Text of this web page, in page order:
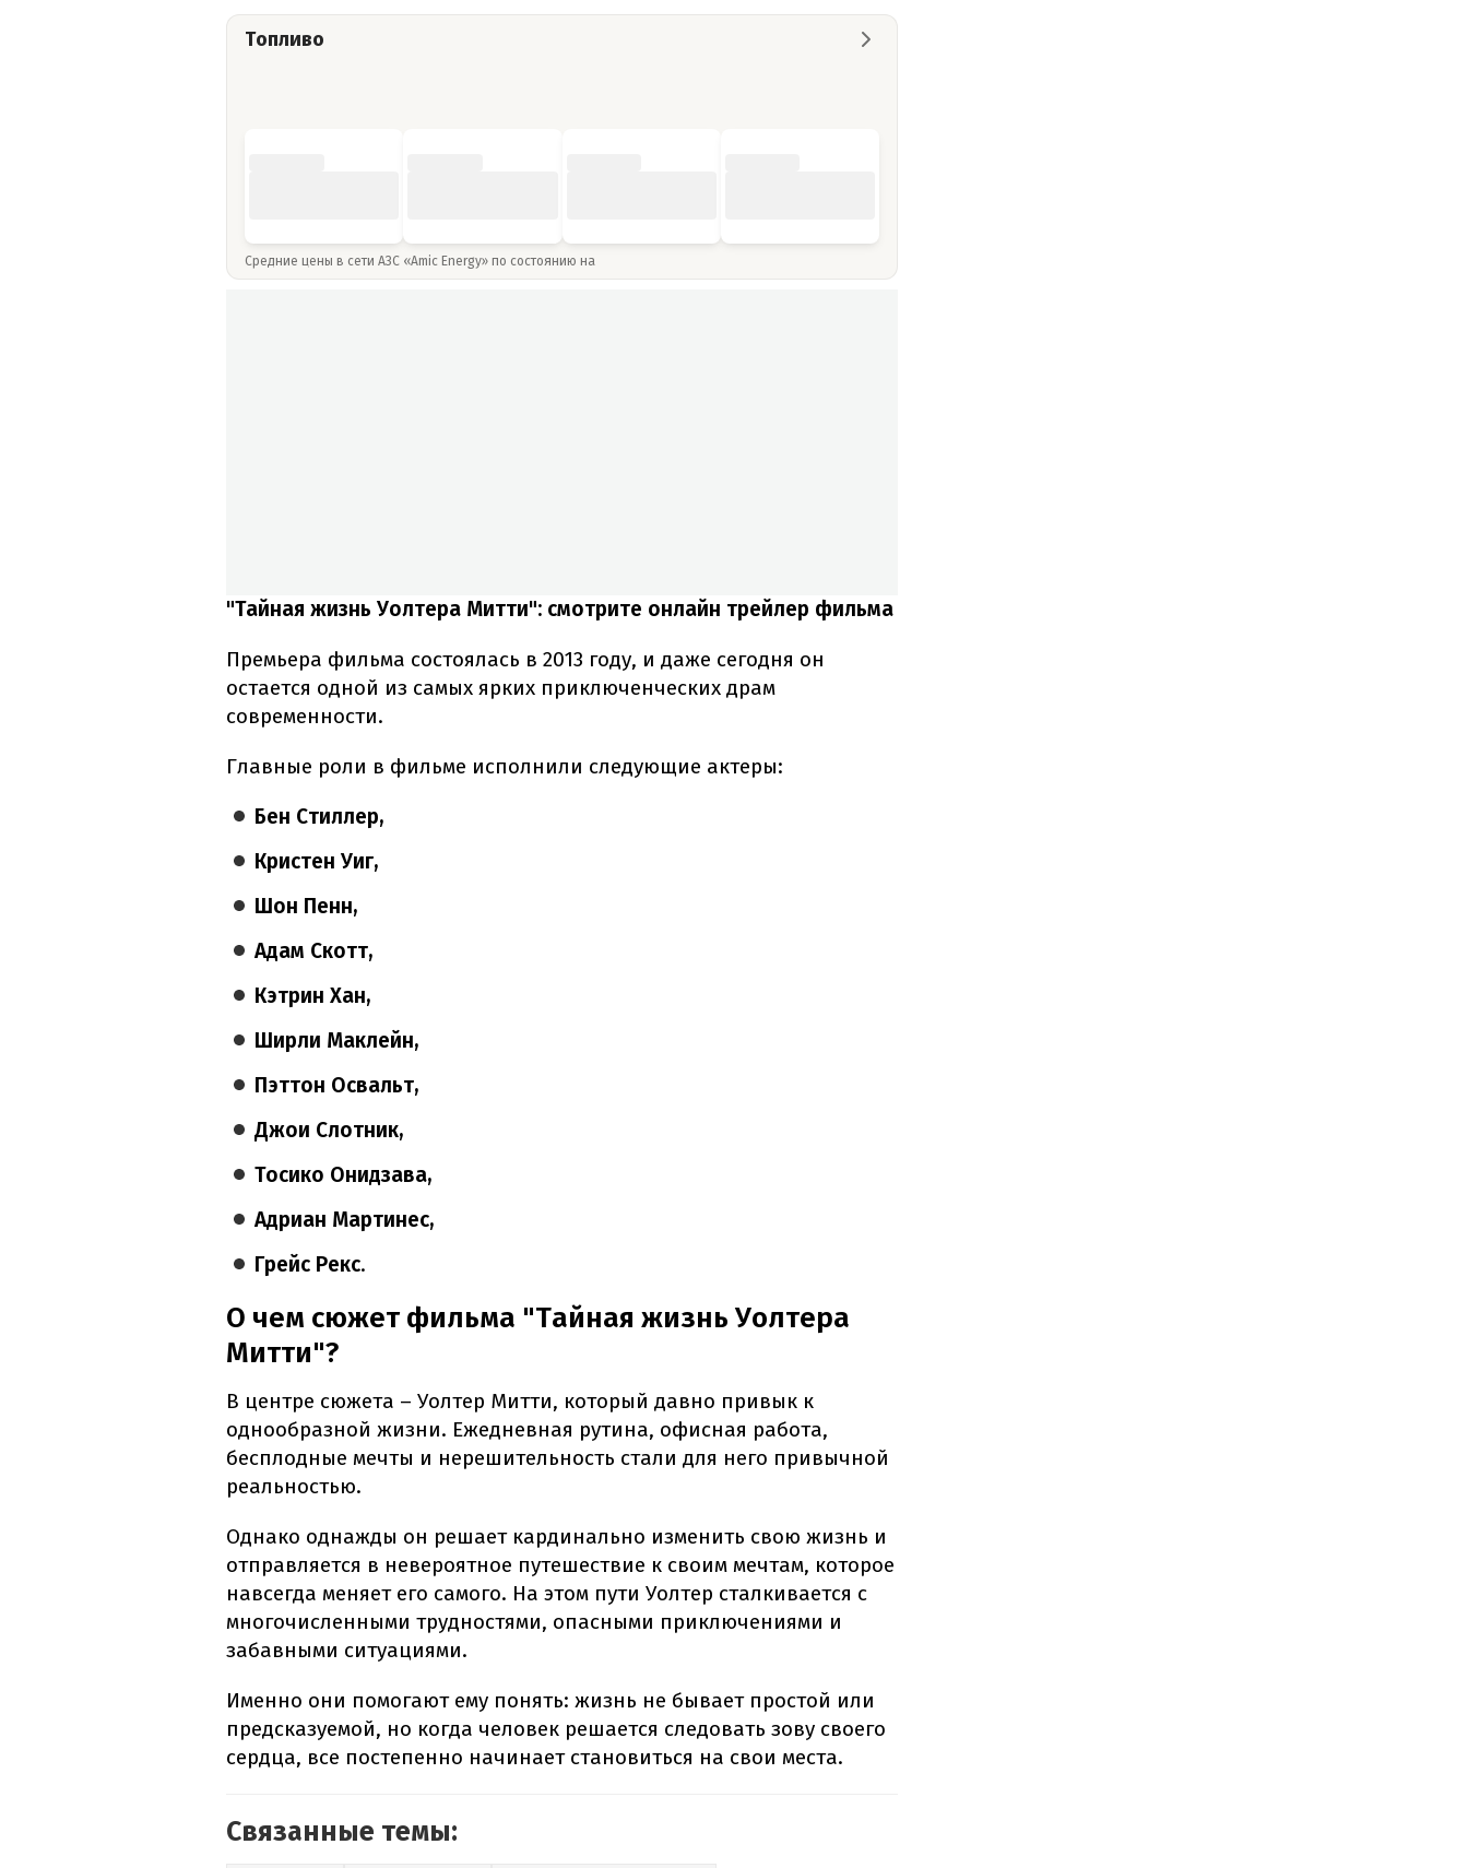
Топливо
Средние цены в сети АЗС «Amic Energy» по состоянию на
"Тайная жизнь Уолтера Митти": смотрите онлайн трейлер фильма
Премьера фильма состоялась в 2013 году, и даже сегодня он
остается одной из самых ярких приключенческих драм
современности.
Главные роли в фильме исполнили следующие актеры:
Бен Стиллер,
Кристен Уиг,
Шон Пенн,
Адам Скотт,
Кэтрин Хан,
Ширли Маклейн,
Пэттон Освальт,
Джои Слотник,
Тосико Онидзава,
Адриан Мартинес,
Грейс Рекс.
О чем сюжет фильма "Тайная жизнь Уолтера
Митти"?
В центре сюжета – Уолтер Митти, который давно привык к
однообразной жизни. Ежедневная рутина, офисная работа,
бесплодные мечты и нерешительность стали для него привычной
реальностью.
Однако однажды он решает кардинально изменить свою жизнь и
отправляется в невероятное путешествие к своим мечтам, которое
навсегда меняет его самого. На этом пути Уолтер сталкивается с
многочисленными трудностями, опасными приключениями и
забавными ситуациями.
Именно они помогают ему понять: жизнь не бывает простой или
предсказуемой, но когда человек решается следовать зову своего
сердца, все постепенно начинает становиться на свои места.
Связанные темы: